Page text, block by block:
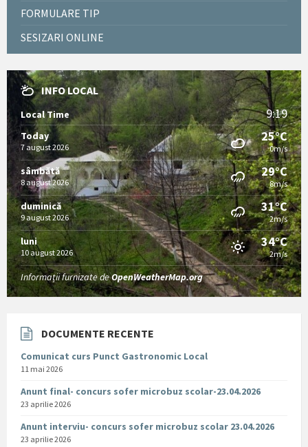
FORMULARE TIP
SESIZARI ONLINE
INFO LOCAL
Local Time 9:19
Today
7 august 2026
25°C
0m/s
sâmbătă
8 august 2026
29°C
8m/s
duminică
9 august 2026
31°C
2m/s
luni
10 august 2026
34°C
2m/s
Informații furnizate deOpenWeatherMap.org
DOCUMENTE RECENTE
Comunicat curs Punct Gastronomic Local
11 mai 2026
Anunt final- concurs sofer microbuz scolar-23.04.2026
23 aprilie 2026
Anunt interviu- concurs sofer microbuz scolar 23.04.2026
23 aprilie 2026